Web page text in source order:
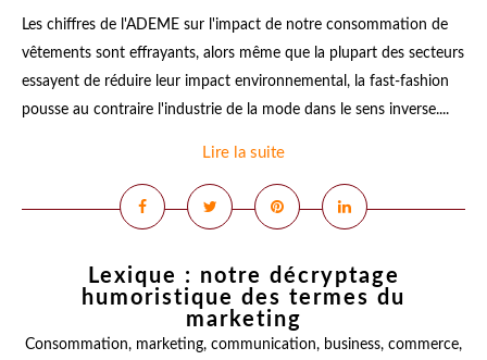
Les chiffres de l'ADEME sur l'impact de notre consommation de
vêtements sont effrayants, alors même que la plupart des secteurs
essayent de réduire leur impact environnemental, la fast-fashion
pousse au contraire l'industrie de la mode dans le sens inverse....
Lire la suite
Lexique : notre décryptage
humoristique des termes du
marketing
Consommation, marketing, communication, business, commerce,